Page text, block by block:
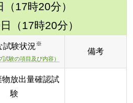
17時20分）
（17時20分）
試験状況※
試験の項目及び内容）
備考
物放出量確認試
験